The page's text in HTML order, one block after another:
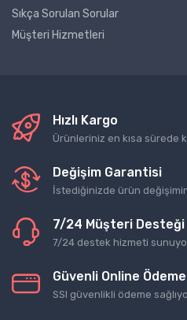
Sıkça Sorulan Sorular
Müşteri Hizmetleri
Hızlı Kargo
Ürünleriniz en kısa sürede
Değişim Garantisi
İstediğinizde ürün
7/24 Müşteri Desteği
7/24 destek hizmeti
Güvenli Online Ödeme
SSl güvenlikli ödeme